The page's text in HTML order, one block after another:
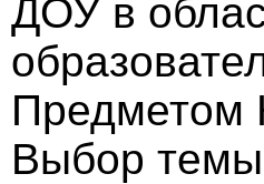
ДОУ в
Предметом
Выбор темы